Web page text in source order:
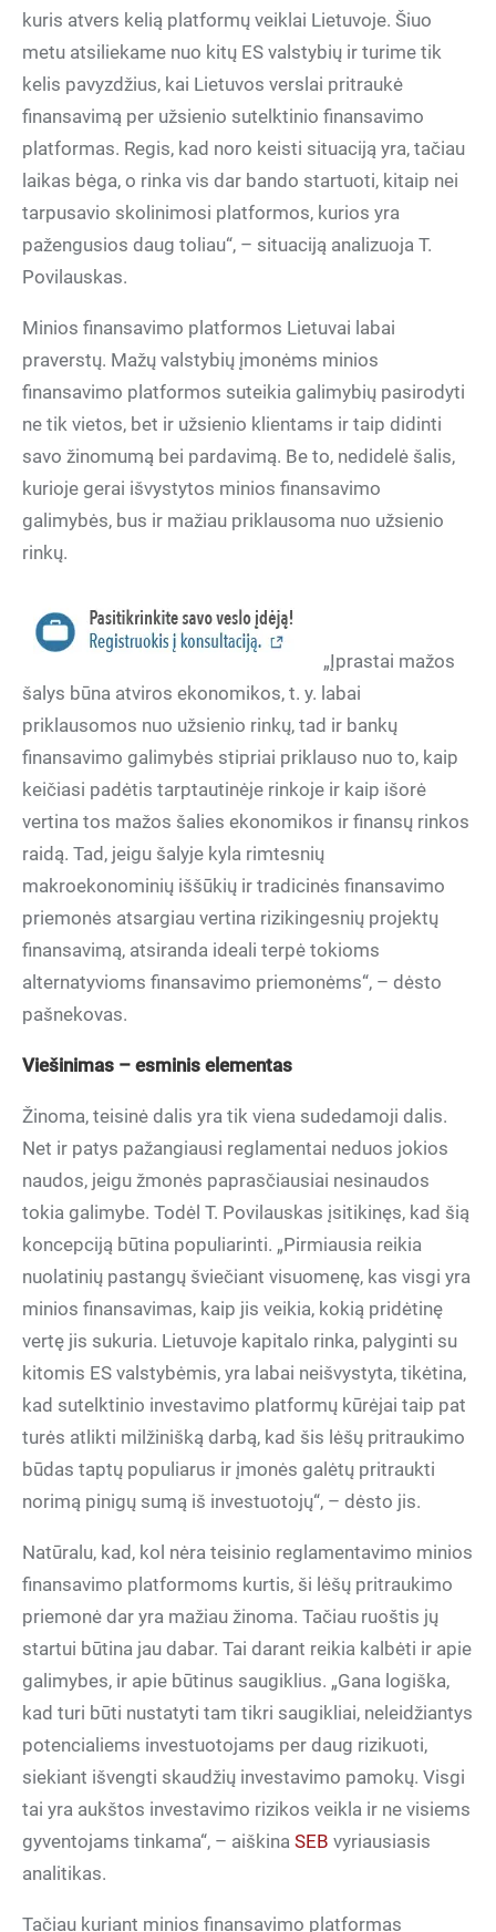
kuris atvers kelią platformų veiklai Lietuvoje. Šiuo
metu atsiliekame nuo kitų ES valstybių ir turime tik
kelis pavyzdžius, kai Lietuvos verslai pritraukė
finansavimą per užsienio sutelktinio finansavimo
platformas. Regis, kad noro keisti situaciją yra, tačiau
laikas bėga, o rinka vis dar bando startuoti, kitaip nei
tarpusavio skolinimosi platformos, kurios yra
pažengusios daug toliau“, – situaciją analizuoja T.
Povilauskas.
Minios finansavimo platformos Lietuvai labai
praverstų. Mažų valstybių įmonėms minios
finansavimo platformos suteikia galimybių pasirodyti
ne tik vietos, bet ir užsienio klientams ir taip didinti
savo žinomumą bei pardavimą. Be to, nedidelė šalis,
kurioje gerai išvystytos minios finansavimo
galimybės, bus ir mažiau priklausoma nuo užsienio
rinkų.
„Įprastai mažos
šalys būna atviros ekonomikos, t. y. labai
priklausomos nuo užsienio rinkų, tad ir bankų
finansavimo galimybės stipriai priklauso nuo to, kaip
keičiasi padėtis tarptautinėje rinkoje ir kaip išorė
vertina tos mažos šalies ekonomikos ir finansų rinkos
raidą. Tad, jeigu šalyje kyla rimtesnių
makroekonominių iššūkių ir tradicinės finansavimo
priemonės atsargiau vertina rizikingesnių projektų
finansavimą, atsiranda ideali terpė tokioms
alternatyvioms finansavimo priemonėms“, – dėsto
pašnekovas.
Viešinimas – esminis elementas
Žinoma, teisinė dalis yra tik viena sudedamoji dalis.
Net ir patys pažangiausi reglamentai neduos jokios
naudos, jeigu žmonės paprasčiausiai nesinaudos
tokia galimybe. Todėl T. Povilauskas įsitikinęs, kad šią
koncepciją būtina populiarinti. „Pirmiausia reikia
nuolatinių pastangų šviečiant visuomenę, kas visgi yra
minios finansavimas, kaip jis veikia, kokią pridėtinę
vertę jis sukuria. Lietuvoje kapitalo rinka, palyginti su
kitomis ES valstybėmis, yra labai neišvystyta, tikėtina,
kad sutelktinio investavimo platformų kūrėjai taip pat
turės atlikti milžinišką darbą, kad šis lėšų pritraukimo
būdas taptų populiarus ir įmonės galėtų pritraukti
norimą pinigų sumą iš investuotojų“, – dėsto jis.
Natūralu, kad, kol nėra teisinio reglamentavimo minios
finansavimo platformoms kurtis, ši lėšų pritraukimo
priemonė dar yra mažiau žinoma. Tačiau ruoštis jų
startui būtina jau dabar. Tai darant reikia kalbėti ir apie
galimybes, ir apie būtinus saugiklius. „Gana logiška,
kad turi būti nustatyti tam tikri saugikliai, neleidžiantys
potencialiems investuotojams per daug rizikuoti,
siekiant išvengti skaudžių investavimo pamokų. Visgi
tai yra aukštos investavimo rizikos veikla ir ne visiems
gyventojams tinkama“, – aiškina SEB vyriausiasis
analitikas.
Tačiau kuriant minios finansavimo platformas